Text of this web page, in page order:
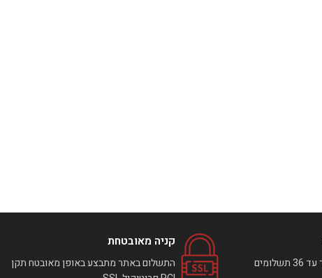
ניתן לבצע רכישה באתר עד 36 תשלומים
קניה מאובטחת
התשלום באתר מתבצע באופן מאובטח תקן